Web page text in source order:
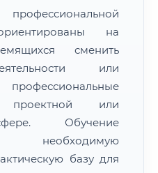
на
сменить
или
или
Обучение
необходимую
базу для